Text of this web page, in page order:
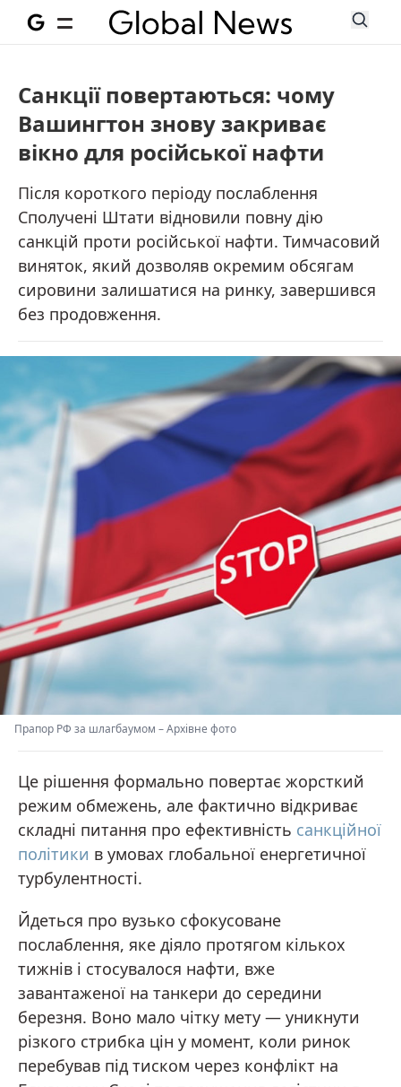
Санкції повертаються: чому
Вашингтон знову закриває
вікно для російської нафти
Після короткого періоду послаблення
Сполучені Штати відновили повну дію
санкцій проти російської нафти. Тимчасовий
виняток, який дозволяв окремим обсягам
сировини залишатися на ринку, завершився
без продовження.
Прапор РФ за шлагбаумом –Архівне фото
Це рішення формально повертає жорсткий
режим обмежень, але фактично відкриває
складні питання про ефективність санкційної
політики в умовах глобальної енергетичної
турбулентності.
Йдеться про вузько сфокусоване
послаблення, яке діяло протягом кількох
тижнів і стосувалося нафти, вже
завантаженої на танкери до середини
березня. Воно мало чітку мету — уникнути
різкого стрибка цін у момент, коли ринок
перебував під тиском через конфлікт на